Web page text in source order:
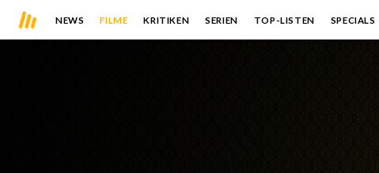
NEWS FILME KRITIKEN SERIEN TOP-LISTEN SPECIALS